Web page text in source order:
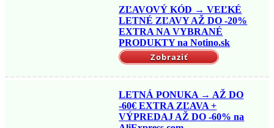
ZĽAVOVÝ KÓD → VEĽKÉ
LETNÉ ZĽAVY AŽ DO -20%
EXTRA NA VYBRANÉ
PRODUKTY na Notino.sk
Zobraziť
LETNÁ PONUKA → AŽ DO
-60€ EXTRA ZĽAVA +
VÝPREDAJ AŽ DO -60% na